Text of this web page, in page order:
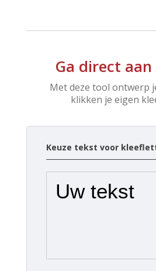
Ga direct aan
Met deze tool ontwerp
klikken je eigen
Keuze tekst voor